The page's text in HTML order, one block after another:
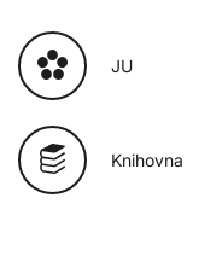
JU
Knihovna